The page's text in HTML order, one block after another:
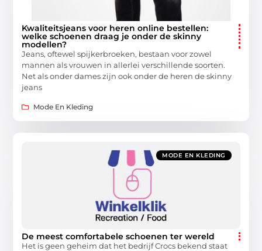
Kwaliteitsjeans voor heren online bestellen:
welke schoenen draag je onder de skinny
modellen?
Jeans, oftewel spijkerbroeken, bestaan voor zowel
mannen als vrouwen in allerlei verschillende soorten.
Net als onder dames zijn ook onder de heren de skinny
jeans
Mode En Kleding
MODE EN KLEDING
De meest comfortabele schoenen ter wereld
Het is geen geheim dat het bedrijf Crocs bekend staat